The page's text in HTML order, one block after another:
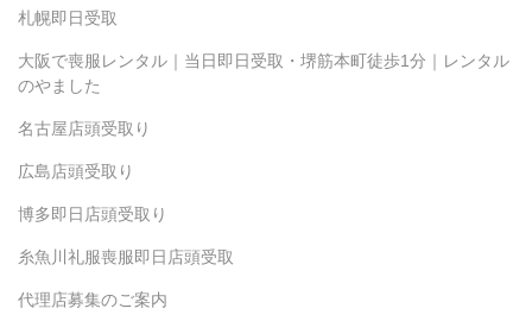
札幌即日受取
大阪で喪服レンタル｜当日即日受取・堺筋本町徒歩1分｜レンタル
のやました
名古屋店頭受取り
広島店頭受取り
博多即日店頭受取り
糸魚川礼服喪服即日店頭受取
代理店募集のご案内